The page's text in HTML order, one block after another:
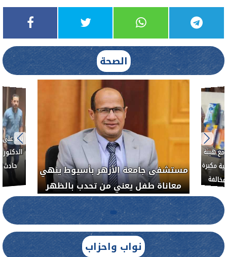
الصحة
بناءً
حادث
مستشفى جامعة الأزهر بأسيوط ينهي
معاناة طفل يعني من تحدب بالظهر
هيئة
مكبرة
نواب واحزاب